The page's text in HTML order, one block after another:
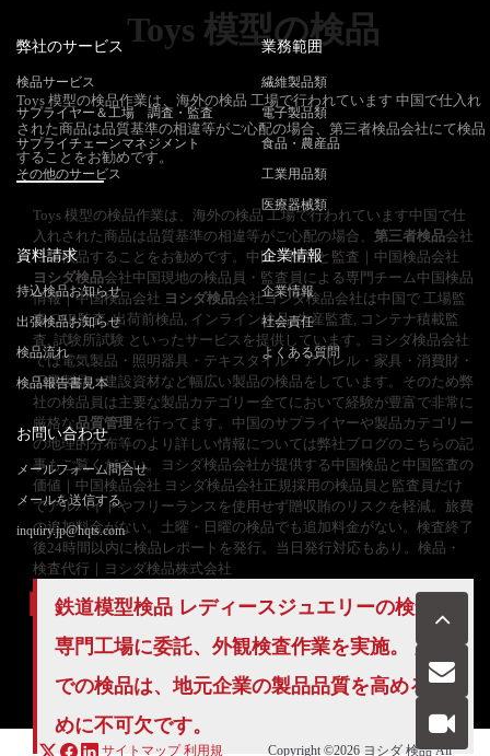
Toys 模型の検品
Toys 模型の検品作業は、海外の検品 工場で行われています 中国で仕入れ
された商品は品質基準の相違等がご心配の場合、第三者検品会社にて検品
することをお勧めです。
Toys 模型の検品作業は、海外の検品 工場で行われています中国で仕
入れされた商品は品質基準の相違等がご心配の場合、 第三者検品会社
にて検品することをお勧めです。中国 検品と監査｜中国検品会社
ヨシダ検品会社中国現地の検品員・監査員による専門チーム中国検品
情報｜中国検品会社 ヨシダ検品会社ヨシダ検品会社は中国で 工場監
査,CSR監査, 出荷前検品, インライン検品, 生産監査, コンテナ積載監
査, 試験所試験 といったサービスを提供しています。ヨシダ検品会社
では電気製品・照明器具・テキスタイル・アパレル・家具・消費財・
工業製品・建設資材など幅広い製品の検品をしています。そのため弊
社の検品員は主要な製品カテゴリー全てにおいて経験が豊富で非常に
厳格な品質管理 を行ってます。中国のサプライヤーや製品カテゴリー
の地理的分布等のより詳しい情報については弊社ブログのこちらの記
事もご覧ください。ヨシダ検品会社が提供する中国検品と中国監査の
価値｜中国検品会社 ヨシダ検品会社正規採用の検品員と監査員だけ
でアルバイトやフリーランスを使用せず贈収賄のリスクを軽減。旅費
の追加料金がない。土曜・日曜の検品でも追加料金がない。検査終了
後24時間以内に検品レポートを発行。当日発行対応もあり。検品・
検査代行｜ヨシダ検品株式会社
鉄道模型検品 レディースジュエリーの検査を
専門工場に委託、外観検査作業を実施。 広東
での検品は、地元企業の製品品質を高めるた
めに不可欠です。
弊社のサービス
検品サービス
サプライヤー＆工場 調査・監査
サプライチェーンマネジメント
その他のサービス
業務範囲
繊維製品類
電子製品類
食品・農産品
工業用品類
医療器械類
資料請求
持込検品お知らせ
出張検品お知らせ
検品流れ
検品報告書見本
企業情報
企業情報
社会責任
よくある質問
お問い合わせ
メールフォーム問合せ
メールを送信する
inquiry.jp@hqts.com
050-5840-2657
お問い合わせ
サイトマップ 利用規 Copyright ©2026 ヨシダ 検品All